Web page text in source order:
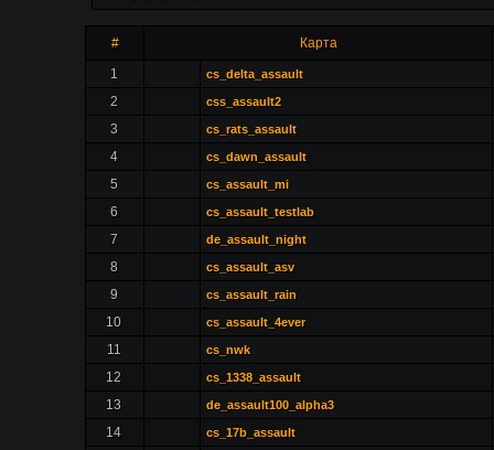
#
Карта
1
cs_delta_assault
2 css_assault2
3 cs_rats_assault
4 cs_dawn_assault
5 cs_assault_mi
6 cs_assault_testlab
7 de_assault_night
8 cs_assault_asv
9 cs_assault_rain
10 cs_assault_4ever
11 cs_nwk
12 cs_1338_assault
13 de_assault100_alpha3
14 cs_17b_assault